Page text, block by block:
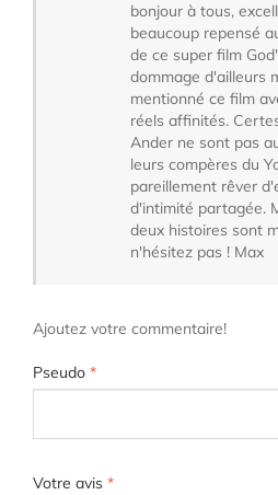
bonjour à tous,
beaucoup repensé
de ce super film
dommage d'ailleurs
mentionné ce film
réels affinités.
Ander ne sont pas
leurs compères du
pareillement rêver
d'intimité partagée.
deux histoires sont
n'hésitez pas ! Max
Ajoutez votre commentaire!
Pseudo *
Votre avis *